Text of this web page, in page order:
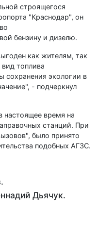
строящегося
"Краснодар", он
бензину и дизелю.
как жителям, так
топлива
сохранения экологии в
- подчеркнул
настоящее время на
станций. При
было принято
подобных АГЗС.
Дьячук.